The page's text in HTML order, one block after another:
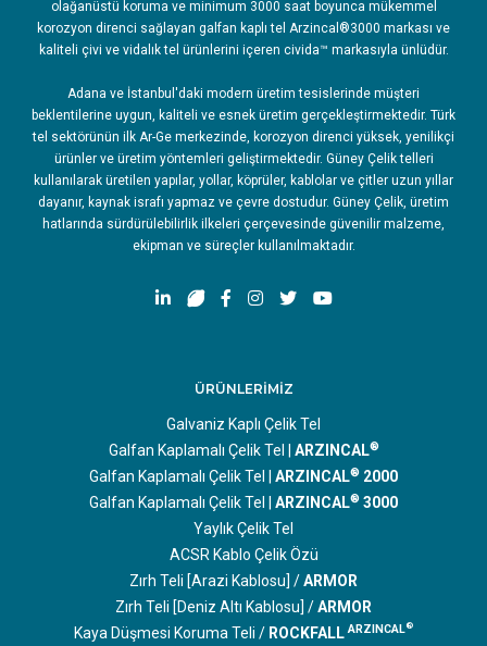
olağanüstü koruma ve minimum 3000 saat boyunca mükemmel
korozyon direnci sağlayan galfan kaplı tel Arzincal®3000 markası ve
kaliteli çivi ve vidalık tel ürünlerini içeren civida™ markasıyla ünlüdür.
Adana ve İstanbul'daki modern üretim tesislerinde müşteri
beklentilerine uygun, kaliteli ve esnek üretim gerçekleştirmektedir. Türk
tel sektörünün ilk Ar-Ge merkezinde, korozyon direnci yüksek, yenilikçi
ürünler ve üretim yöntemleri geliştirmektedir. Güney Çelik telleri
kullanılarak üretilen yapılar, yollar, köprüler, kablolar ve çitler uzun yıllar
dayanır, kaynak israfı yapmaz ve çevre dostudur. Güney Çelik, üretim
hatlarında sürdürülebilirlik ilkeleri çerçevesinde güvenilir malzeme,
ekipman ve süreçler kullanılmaktadır.
ÜRÜNLERİMİZ
Galvaniz Kaplı Çelik Tel
Galfan Kaplamalı Çelik Tel | ARZINCAL®
Galfan Kaplamalı Çelik Tel | ARZINCAL® 2000
Galfan Kaplamalı Çelik Tel | ARZINCAL® 3000
Yaylık Çelik Tel
ACSR Kablo Çelik Özü
Zırh Teli [Arazi Kablosu] /ARMOR
Zırh Teli [Deniz Altı Kablosu] /ARMOR
Kaya Düşmesi Koruma Teli / ROCKFALLARZINCAL®